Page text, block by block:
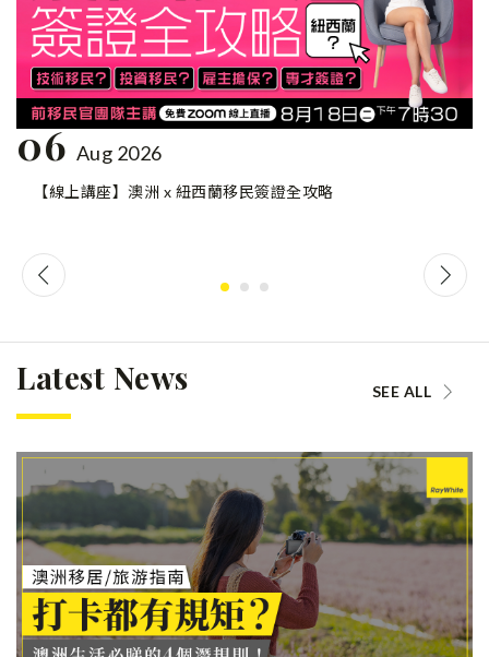
06 Aug 2026
【線上講座】澳洲 x 紐西蘭移民簽證全攻略
Latest News SEE ALL